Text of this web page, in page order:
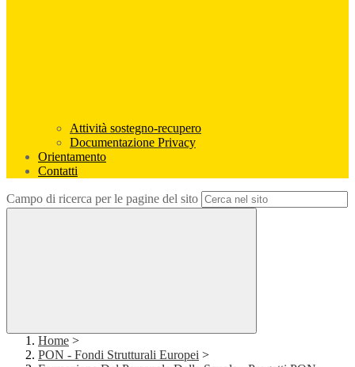
Attività sostegno-recupero
Documentazione Privacy
Orientamento
Contatti
Campo di ricerca per le pagine del sito
Home >
PON - Fondi Strutturali Europei >